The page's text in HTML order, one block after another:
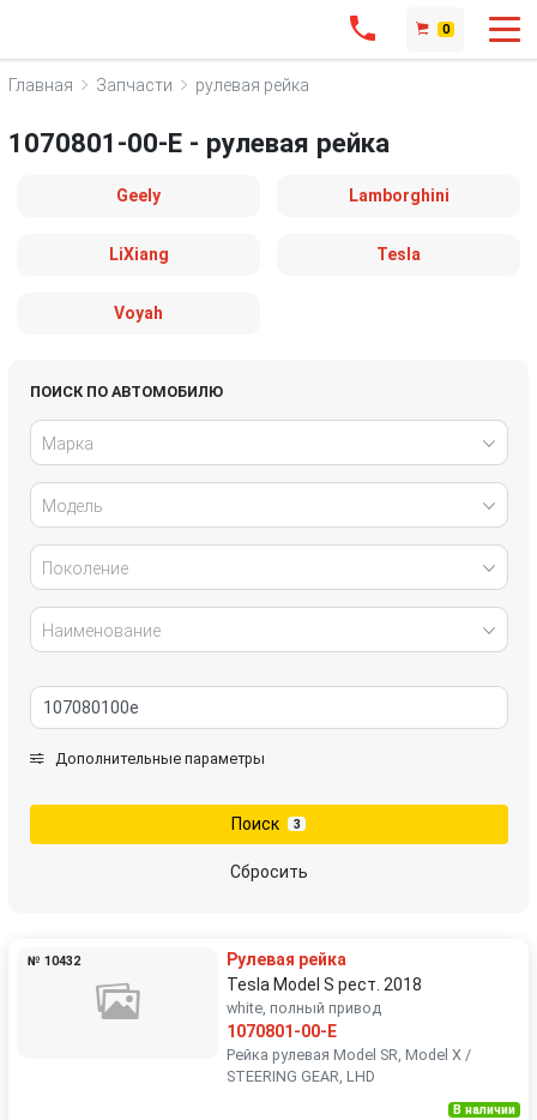
0
Главная Запчасти рулевая рейка
1070801-00-E - рулевая рейка
Geely Lamborghini
LiXiang Tesla
Voyah
ПОИСК ПО АВТОМОБИЛЮ
Марка
Модель
Поколение
Наименование
Дополнительные параметры
Поиск 3
Сбросить
№ 10432
Рулевая рейка
Tesla Model S рест. 2018
white, полный привод
1070801-00-E
Рейка рулевая Model SR, Model X /
STEERING GEAR, LHD
В наличии